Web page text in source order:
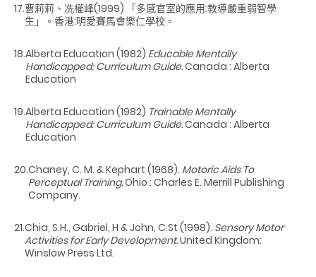
17.曹莉莉、冼權峰(1999) 「多感官室的應用:教導嚴重弱智學
生」。香港:明愛賽馬會樂仁學校。
18.Alberta Education (1982) Educable Mentally
Handicapped: Curriculum Guide.Canada : Alberta
Education
19.Alberta Education (1982) Trainable Mentally
Handicapped: Curriculum Guide.Canada : Alberta
Education
20.Chaney, C. M. & Kephart (1968). Motoric Aids To
Perceptual Training.Ohio : Charles E. Merrill Publishing
Company.
21.Chia, S.H., Gabriel, H & John, C.St (1998). Sensory Motor
Activities for Early Development.United Kingdom:
Winslow Press Ltd.